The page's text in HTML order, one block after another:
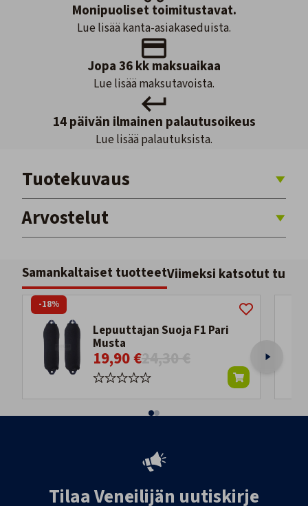
Monipuoliset toimitustavat.
Lue lisää kanta-asiakaseduista.
Jopa 36 kk maksuaikaa
Lue lisää maksutavoista.
14 päivän ilmainen palautusoikeus
Lue lisää palautuksista.
Tuotekuvaus
Arvostelut
Samankaltaiset tuotteetViimeksi katsotut
Lepuuttajan Suoja F1 Pari
Musta
19,90 €24,30 €
-18%
Tilaa Veneilijän uutiskirje